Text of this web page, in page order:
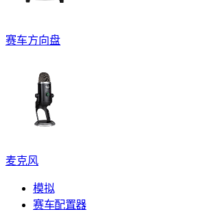
赛车方向盘
麦克风
模拟
赛车配置器